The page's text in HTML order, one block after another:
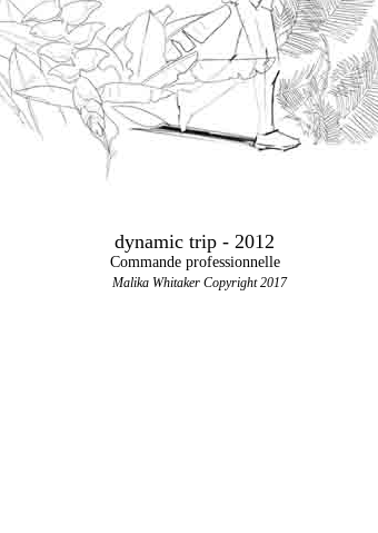
dynamic trip - 2012
Commande professionnelle
Malika Whitaker Copyright 2017